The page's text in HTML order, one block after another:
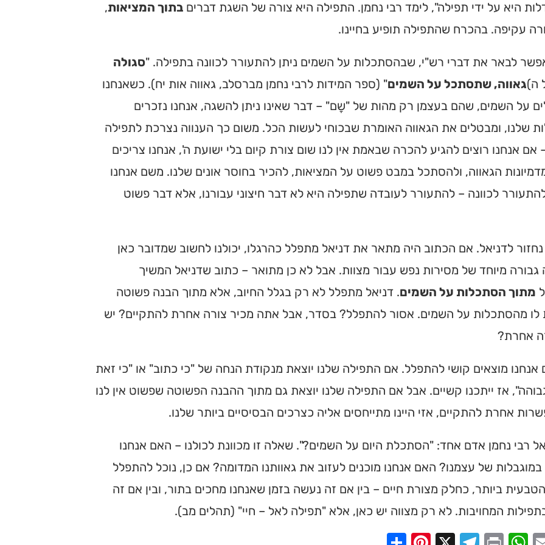
היא על ידי תפילה", לימד רבי נחמן. התפילה היא צורה של השגת דברים בתוך המציאות,
עקיפה. בהכרח שהתפילה תופיע בחיינו.
לבאר את דברי רש"י, שבהסתכלות על השמים ניתן להתעורר לכוונה בתפילה. "סגולה
ה)גאווה, שתסתכל על השמים" (ספר המידות לרבי נחמן מברסלב, גאווה אות יח). כשאנחנו
על השמים, שהם בעצמן רק מהות של "שָם" – דבר שאינו ניתן להשגה, אנחנו נזכרים
שלנו, ומבטלים את הגאווה האומרת שבכוחי לעשות הכל. משום כך הענווה נצרכת לתפילה
אם אנחנו רוצים להגיע להכרה שבאמת אין לנו שום צורת קיום בלי ישועת ה', אנחנו צריכים
הגאווה, ולהסתכל במבט פשוט על המציאות, להכיר בחוסר אונים שלנו. משם אנחנו
להתעורר לכוונה – להתעורר לעובדה שתפילה היא לא דבר חיצוני עבורנו, אלא דבר פשוט
לדניאל. אם הכתוב היה מתאר את דניאל מתפלל כהרגלו, יכולנו לחשוב שמדובר כאן
מיוחד של מסירות נפש עבור מצוות. אבל לא כן מתואר – כתוב שדניאל המשיך
מתוך הסתכלות על השמים. דניאל מתפלל לא רק בגלל החיוב, אלא מתוך הבנה פשוטה
לו מהסתכלות על השמים. אסור להתפלל? בסדר, אבל אתה מכיר צורה אחרת להתקיים? יש
אחרת?
אנחנו מוצאים קושי להתפלל. אם התפילה שלנו יוצאת מנקודת הנחה של "כי כתוב" או "כי זאת
אז ייתכנו קשיים. אבל אם התפילה שלנו יוצאת גם מתוך ההבנה הפשוטה שפשוט אין לנו
אחרת להתקיים, אזי היינו מתייחסים אליה כצרכים הבסיסיים ביותר שלנו.
רבי נחמן אדם אחד: "הסתכלת היום על השמים?". שאלה זו מכוונת לכולנו – האם אנחנו
במוגבלות של עצמנו? האם אנחנו מוכנים לעזוב את גאוותנו המדומה? אם כן, נוכל להתפלל
ביותר, כחלק מצורת חיים – בין אם זה נעשה בזמן שאנחנו מחכים בתור, ובין אם זה
המחויבות. לא רק מצווה יש כאן, אלא "תפילה לאל – חיי" (תהלים מב).
Email
WhatsApp
Print
Telegram
Pinterest
זמני תפילות, שיעורי
הגעה בלחיצת כפתור.
➔